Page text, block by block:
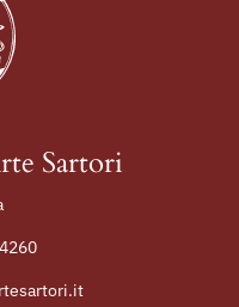
Sartori